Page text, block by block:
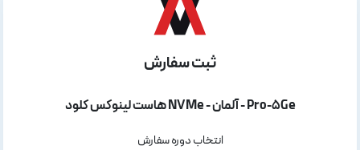
ثبت سفارش
هاست لینوکس کلود NVMe - آلمان - Pro-5Ge
انتخاب دوره سفارش